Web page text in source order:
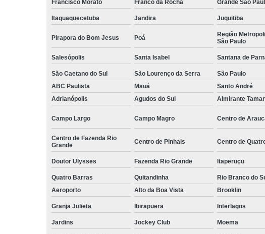
Serviços de
montagem
Serviços de
paisagismo
Serviços de
zeladoria
Serviços
terceirizados de
ajudante
Serviços
conferente
Terceirização de
almoxarifes
Terceirização de
cargas e
descargas
Terceirização de
conferentes
Francisco Morato Franco da Rocha Grande São
Itaquaquecetuba Jandira Juquitiba
Pirapora do Bom Jesus Poá
Região
São Paulo
Salesópolis Santa Isabel Santana de
São Caetano do Sul São Lourenço da Serra São Paulo
ABC Paulista
Mauá Santo André
Adrianópolis
Agudos do Sul Almirante
Campo Largo Campo Magro Centro de
Centro de Fazenda Rio
Grande
Centro de Pinhais Centro de
Doutor Ulysses Fazenda Rio Grande Itaperuçu
Quatro Barras Quitandinha Rio Branco do
Aeroporto
Alto da Boa Vista Brooklin
Granja Julieta Ibirapuera Interlagos
Jardins Jockey Club Moema